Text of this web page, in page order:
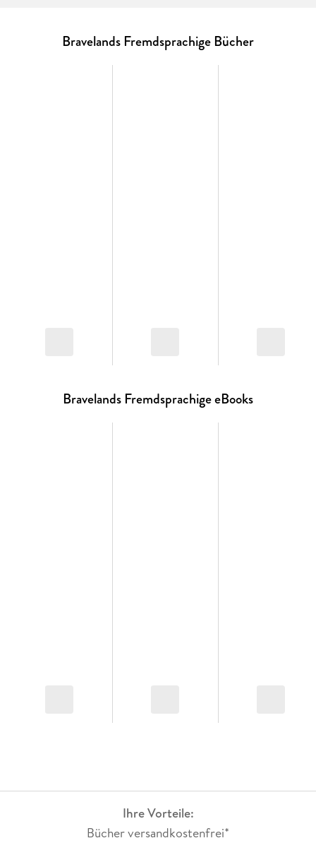
Prance is afraid to fill.
Chase hides in plain sight amidst Grandmother’s most loyal
creatures, praying that the terrible antidote she’s discovered
Bravelands Fremdsprachige Bücher
Bravelands Fremdsprachige eBooks
Ihre Vorteile:
Bücher versandkostenfrei*